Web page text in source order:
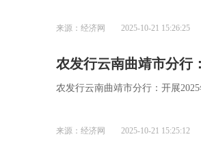
来源：经济网 2025-10-21 15:26:25
农发行云南曲靖市分行
农发行云南曲靖市分行：开展
来源：经济网 2025-10-21 15:25:12